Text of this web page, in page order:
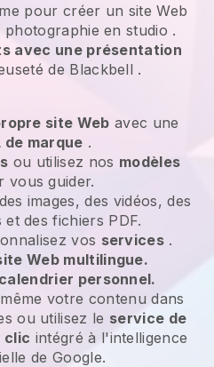
pour créer un site Web
photographie en studio .
avec une présentation
de Blackbell .
site Web avec une
de marque .
ou utilisez nos modèles
vous guider.
images, des vidéos, des
des fichiers PDF.
vos services .
Web multilingue.
calendrier personnel.
votre contenu dans
ou utilisez le service de
clic intégré à l'intelligence
de Google.